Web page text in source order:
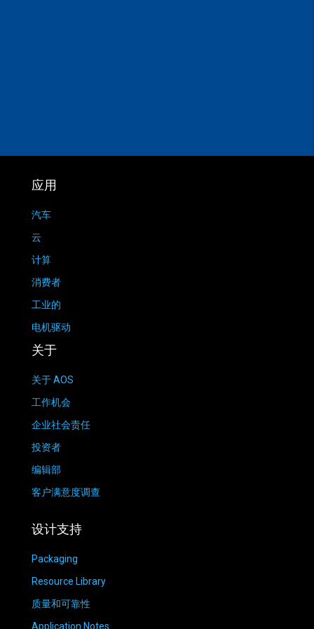
应用
汽车
云
计算
消费者
工业的
电机驱动
关于
关于 AOS
工作机会
企业社会责任
投资者
编辑部
客户满意度调查
设计支持
Packaging
Resource Library
质量和可靠性
Application Notes